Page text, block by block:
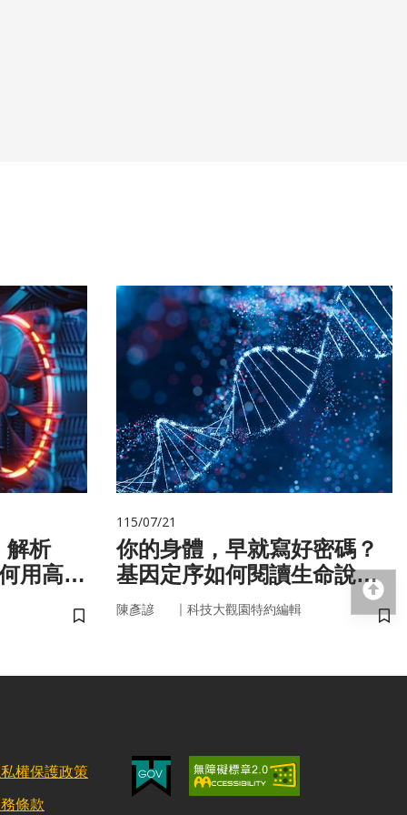
解析
用高效
儲存書籤
115/07/21
你的身體，早就寫好密碼？
基因定序如何閱讀生命說明
書
陳彥諺 ｜ 科技大觀園特約編輯
儲
權保護政策
條款
回